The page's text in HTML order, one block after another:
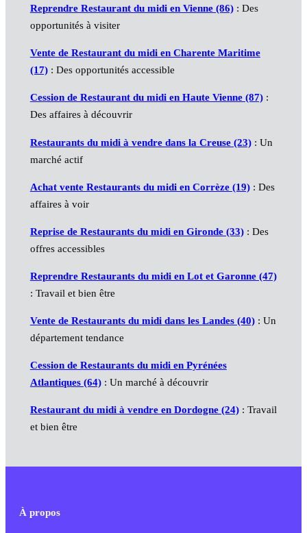
Reprendre Restaurant du midi en Vienne (86): Des
opportunités à visiter
Vente de Restaurant du midi en Charente Maritime
(17): Des opportunités accessible
Cession de Restaurant du midi en Haute Vienne (87):
Des affaires à découvrir
Restaurants du midi à vendre dans la Creuse (23): Un
marché actif
Achat vente Restaurants du midi en Corrèze (19): Des
affaires à voir
Reprise de Restaurants du midi en Gironde (33): Des
offres accessibles
Reprendre Restaurants du midi en Lot et Garonne (47)
: Travail et bien être
Vente de Restaurants du midi dans les Landes (40): Un
département tendance
Cession de Restaurants du midi en Pyrénées
Atlantiques (64): Un marché à découvrir
Restaurant du midi à vendre en Dordogne (24): Travail
et bien être
À propos